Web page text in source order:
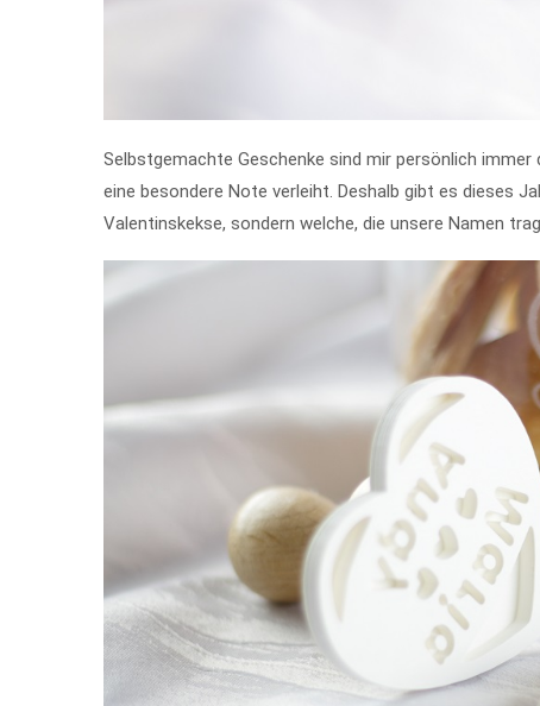
Selbstgemachte Geschenke sind mir persönlich
eine besondere Note verleiht. Deshalb gibt es dieses
Valentinskekse, sondern welche, die unsere Namen